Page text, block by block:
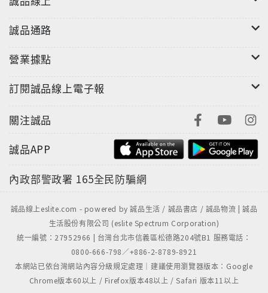
誠品通路
營業據點
訂閱誠品線上電子報
關注誠品
誠品APP
內政部警政署 165全民防騙網
誠品線上eslite.com - powered by 誠品生活 / 誠品書店 / 誠品物流 | 誠品
生活股份有限公司 (eslite Spectrum Corporation)
統一編號：27952966 | 台灣台北市信義區松德路204號B1 服務電話：
0800-666-798／+886-2-8789-8921
本網站已依台灣網站內容分級規定處理｜建議使用瀏覽器版本：Google
Chrome版本60以上 / Firefox版本48以上 / Safari 版本11以上